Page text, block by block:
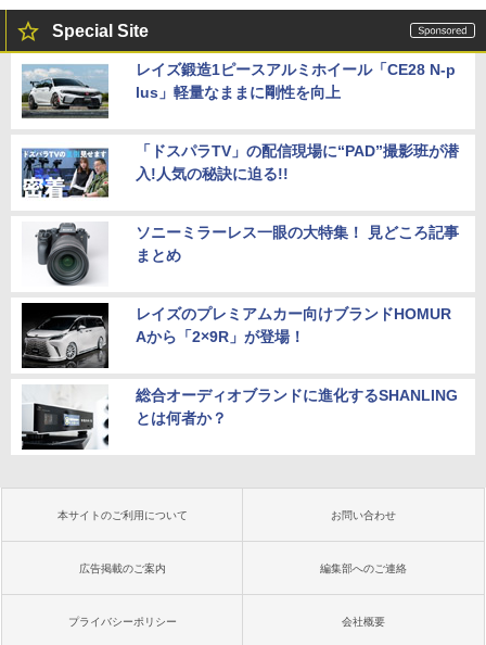
Special Site
レイズ鍛造1ピースアルミホイール「CE28 N-p
lus」軽量なままに剛性を向上
「ドスパラTV」の配信現場に“PAD”撮影班が潜
入!人気の秘訣に迫る!!
ソニーミラーレス一眼の大特集！ 見どころ記事
まとめ
レイズのプレミアムカー向けブランドHOMUR
Aから「2×9R」が登場！
総合オーディオブランドに進化するSHANLING
とは何者か？
本サイトのご利用について お問い合わせ
広告掲載のご案内 編集部へのご連絡
プライバシーポリシー 会社概要